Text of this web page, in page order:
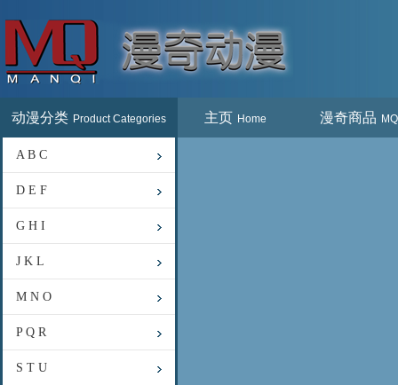
动漫分类 Product Categories
A B C
D E F
G H I
J K L
M N O
P Q R
S T U
主页 Home 漫奇商品